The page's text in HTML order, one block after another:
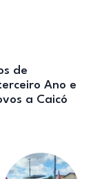
de
Ano e
a Caicó